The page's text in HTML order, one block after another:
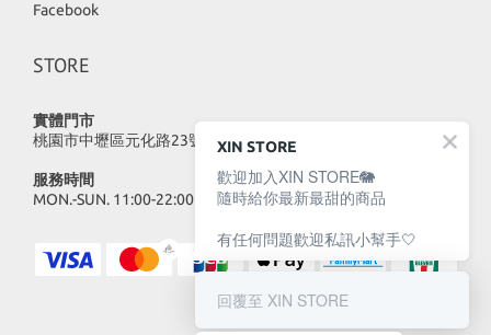
Facebook
STORE
實體門市
桃園市中壢區元化路23號
服務時間
MON.-SUN. 11:00-22:00
XIN STORE
歡迎加入XIN STORE🐘
隨時給你最新最甜的商品
有任何問題歡迎私訊小幫手🤍
回覆至 XIN STORE